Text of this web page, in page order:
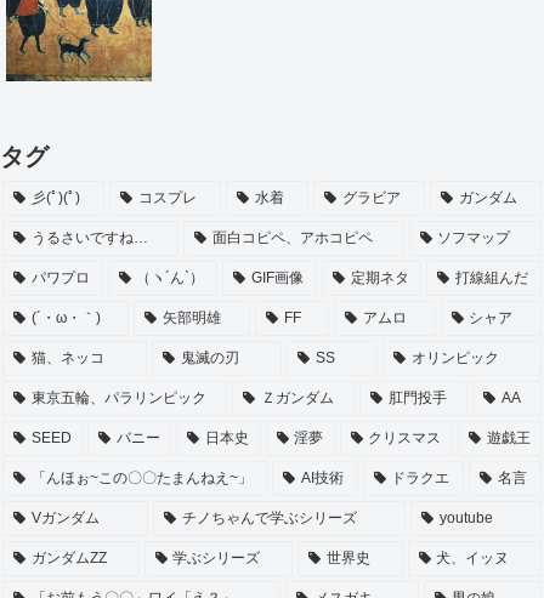
タグ
彡(ﾟ)(ﾟ) コスプレ 水着 グラビア ガンダム
うるさいですね… 面白コピペ、アホコピペ ソフマップ
パワプロ （ヽ´ん`） GIF画像 定期ネタ 打線組んだ
(´・ω・｀) 矢部明雄 FF アムロ シャア
猫、ネッコ 鬼滅の刃 SS オリンピック
東京五輪、パラリンピック Ｚガンダム 肛門投手 AA
SEED バニー 日本史 淫夢 クリスマス 遊戯王
「んほぉ~この〇〇たまんねえ~」 AI技術 ドラクエ 名言
Vガンダム チノちゃんで学ぶシリーズ youtube
ガンダムZZ 学ぶシリーズ 世界史 犬、イッヌ